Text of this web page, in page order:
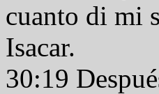
cuanto di mi
Isacar.
30:19